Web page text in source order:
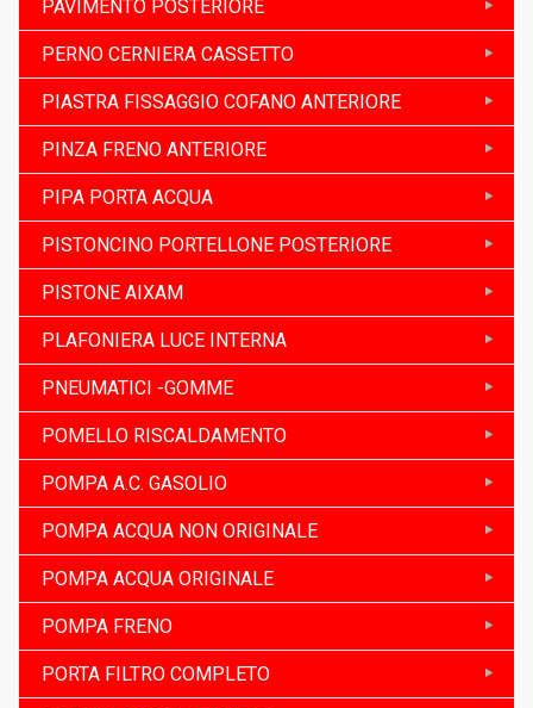
PAVIMENTO POSTERIORE
PERNO CERNIERA CASSETTO
PIASTRA FISSAGGIO COFANO ANTERIORE
PINZA FRENO ANTERIORE
PIPA PORTA ACQUA
PISTONCINO PORTELLONE POSTERIORE
PISTONE AIXAM
PLAFONIERA LUCE INTERNA
PNEUMATICI -GOMME
POMELLO RISCALDAMENTO
POMPA A.C. GASOLIO
POMPA ACQUA NON ORIGINALE
POMPA ACQUA ORIGINALE
POMPA FRENO
PORTA FILTRO COMPLETO